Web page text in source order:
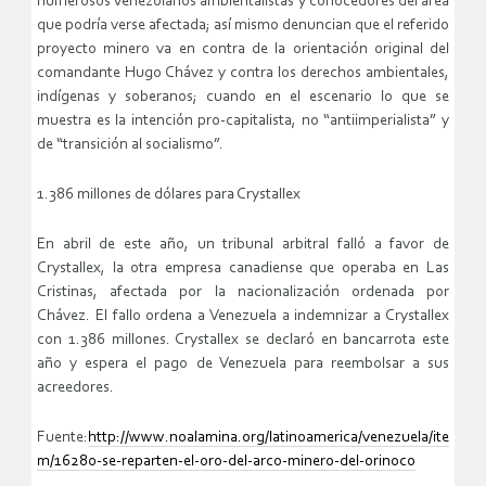
que podría verse afectada; así mismo denuncian que el referido
proyecto minero va en contra de la orientación original del
comandante Hugo Chávez y contra los derechos ambientales,
indígenas y soberanos; cuando en el escenario lo que se
muestra es la intención pro-capitalista, no “antiimperialista” y
de “transición al socialismo”.
1.386 millones de dólares para Crystallex
En abril de este año, un tribunal arbitral falló a favor de
Crystallex, la otra empresa canadiense que operaba en Las
Cristinas, afectada por la nacionalización ordenada por
Chávez. El fallo ordena a Venezuela a indemnizar a Crystallex
con 1.386 millones. Crystallex se declaró en bancarrota este
año y espera el pago de Venezuela para reembolsar a sus
acreedores.
Fuente: http://www.noalamina.org/latinoamerica/venezuela/ite
m/16280-se-reparten-el-oro-del-arco-minero-del-orinoco